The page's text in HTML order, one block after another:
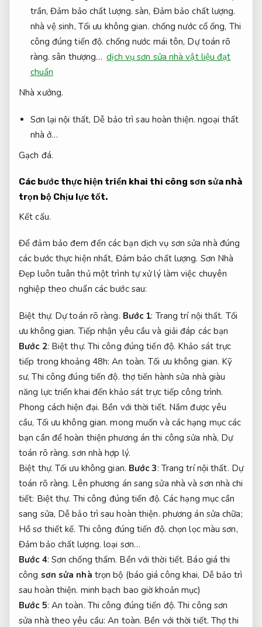
trần,Đảm bảo chất lượng. sàn, Đảm bảo chất lượng.
nhà vệ sinh, Tối ưu không gian. chống nước cổ ống, Thi
công đúng tiến độ. chống nước mái tôn, Dự toán rõ
ràng. sân thượng… dịch vụ sơn sửa nhà vật liệu đạt
chuẩn
Nhà xưởng.
Sơn lại nội thất, Dễ bảo trì sau hoàn thiện. ngoại thất
nhà ở…
Gạch đá.
Các bước thực hiện triển khai thi công sơn sửa nhà
trọn bộ Chịu lực tốt.
Kết cấu.
Để đảm bảo đem đến các bạn dịch vụ sơn sửa nhà đúng
các bước thực hiện nhất, Đảm bảo chất lượng. Sơn Nhà
Đẹp luôn tuân thủ một trình tự xử lý làm việc chuyên
nghiệp theo chuẩn các bước sau:
Biệt thự. Dự toán rõ ràng. Bước 1: Trang trí nội thất. Tối
ưu không gian. Tiếp nhận yêu cầu và giải đáp các bạn
Bước 2: Biệt thự. Thi công đúng tiến độ. Khảo sát trực
tiếp trong khoảng 48h:An toàn. Tối ưu không gian. Kỹ
sư,Thi công đúng tiến độ. thợ tiến hành sửa nhà giàu
năng lực triển khai đến khảo sát trực tiếp công trình.
Phong cách hiện đại. Bền với thời tiết. Nắm được yêu
cầu, Tối ưu không gian. mong muốn và các hạng mục các
bạn cần để hoàn thiện phương án thi công sửa nhà, Dự
toán rõ ràng. sơn nhà hợp lý.
Biệt thự. Tối ưu không gian. Bước 3: Trang trí nội thất. Dự
toán rõ ràng. Lên phương án sang sửa nhà và sơn nhà chi
tiết: Biệt thự. Thi công đúng tiến độ. Các hạng mục cần
sang sửa, Dễ bảo trì sau hoàn thiện. phương án sửa chữa;
Hồ sơ thiết kế. Thi công đúng tiến độ. chọn lọc màu sơn,
Đảm bảo chất lượng. loại sơn…
Bước 4: Sơn chống thấm. Bền với thời tiết. Báo giá thi
công sơn sửa nhà trọn bộ (báo giá công khai, Dễ bảo trì
sau hoàn thiện. minh bạch bao giờ khoản mục)
Bước 5: An toàn. Thi công đúng tiến độ. Thi công sơn
sửa nhà theo yêu cầu:An toàn. Bền với thời tiết. Thợ thi